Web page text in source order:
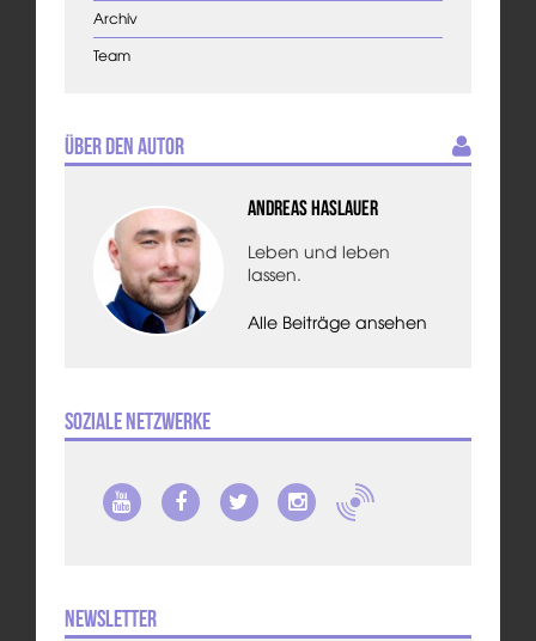
Archiv
Team
Über den Autor
Andreas Haslauer
Leben und leben
lassen.
Alle Beiträge ansehen
Soziale Netzwerke
Newsletter